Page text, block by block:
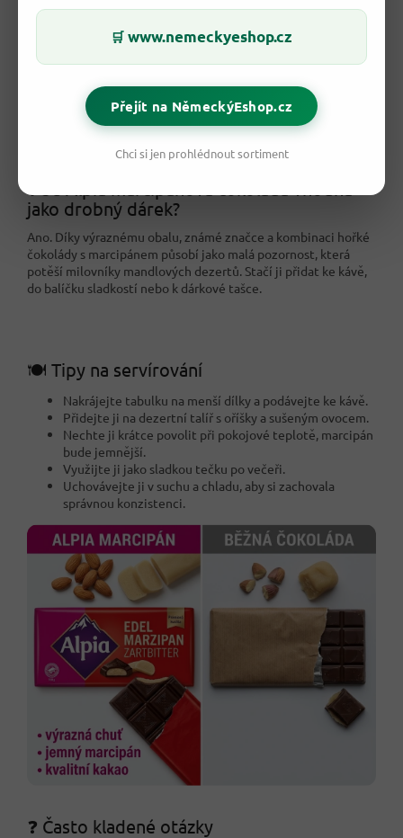
🛒 www.nemeckyeshop.cz
Přejít na NěmeckýEshop.cz
Chci si jen prohlédnout sortiment
💡 Kdy si ji nejlépe vychutnat?
Nejlépe vynikne lehce vychlazená nebo při pokojové teplotě,
kdy se marcipánová náplň příjemně rozvoní. Hodí se ke kávě
po obědě, k odpolednímu čaji, na talířek se sladkostmi pro
❓ Je Alpia marcipánová čokoláda vhodná
jako drobný dárek?
Ano. Díky výraznému obalu, známé značce a kombinaci hořké
čokolády s marcipánem působí jako malá pozornost, která
potěší milovníky mandlových dezertů. Stačí ji přidat ke kávě,
do balíčku sladkostí nebo k dárkové tašce.
🍽️ Tipy na servírování
Nakrájejte tabulku na menší dílky a podávejte ke kávě.
Přidejte ji na dezertní talíř s oříšky a sušeným ovocem.
Nechte ji krátce povolit při pokojové teplotě, marcipán
bude jemnější.
Využijte ji jako sladkou tečku po večeři.
Uchovávejte ji v suchu a chladu, aby si zachovala
správnou konzistenci.
❓ Často kladené otázky